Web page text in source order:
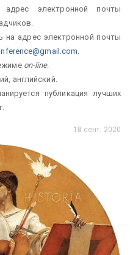
электронной почты
на адрес электронной почты
on-line.
английский.
публикация лучших
18 сент. 2020